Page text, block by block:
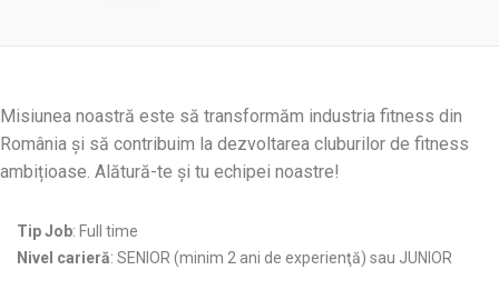
Misiunea noastră este să transformăm industria fitness din
România și să contribuim la dezvoltarea cluburilor de fitness
ambițioase. Alătură-te și tu echipei noastre!
Tip Job: Full time
Nivel carieră: SENIOR (minim 2 ani de experienţă) sau JUNIOR